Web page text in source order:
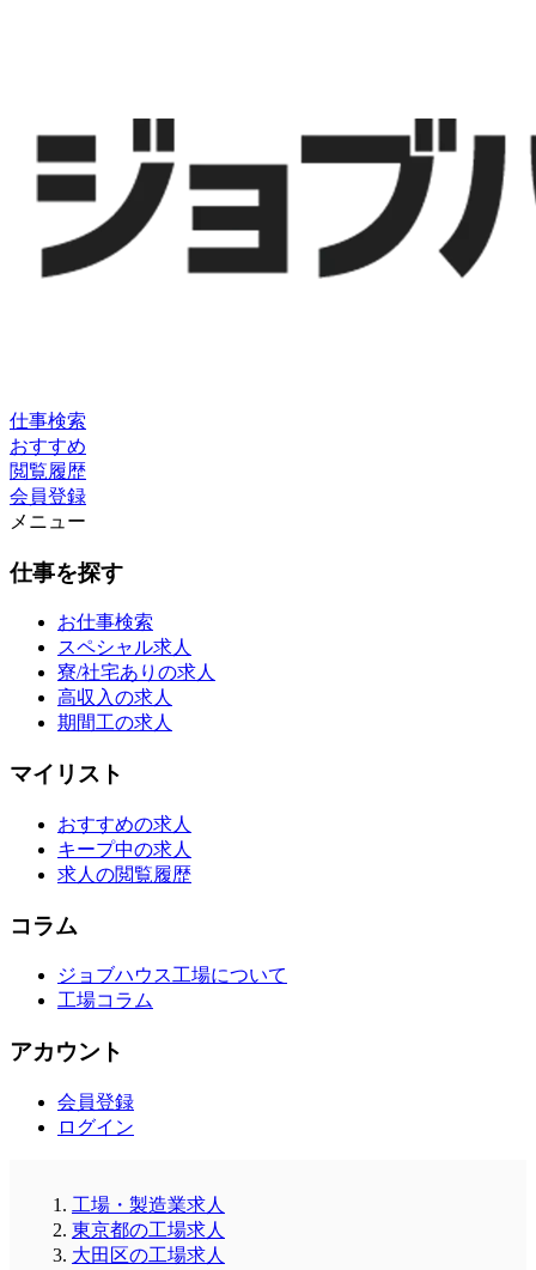
仕事検索
おすすめ
閲覧履歴
会員登録
メニュー
仕事を探す
お仕事検索
スペシャル求人
寮/社宅ありの求人
高収入の求人
期間工の求人
マイリスト
おすすめの求人
キープ中の求人
求人の閲覧履歴
コラム
ジョブハウス工場について
工場コラム
アカウント
会員登録
ログイン
工場・製造業求人
東京都の工場求人
大田区の工場求人